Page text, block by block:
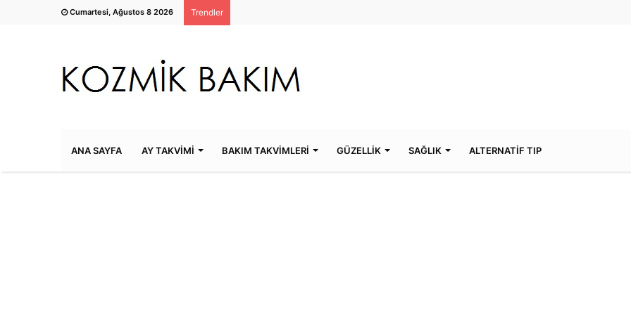
Cumartesi, Ağustos 8 2026 Trendler
ANA SAYFA AY TAKVİMİ BAKIM TAKVİMLERİ GÜZELLİK SAĞLIK ALTERNATİF TIP